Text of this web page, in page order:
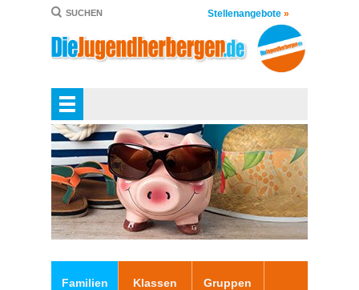
SUCHEN Stellenangebote »
Familien Klassen Gruppen